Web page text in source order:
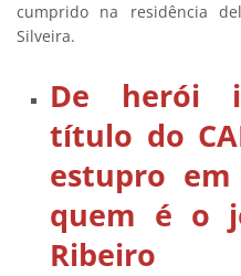
cumprido na residência
Silveira.
De herói
título do
estupro em
quem é o
Ribeiro